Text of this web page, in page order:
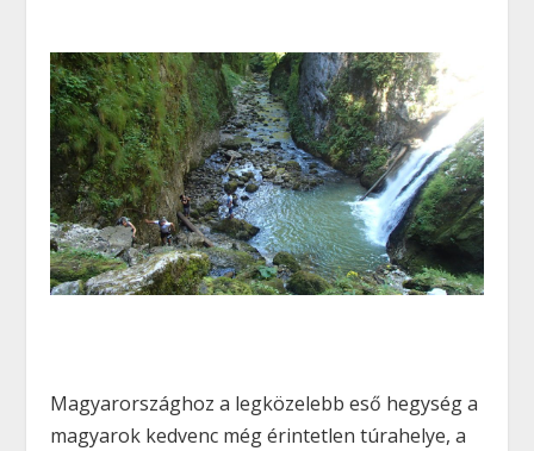
Magyarországhoz a legközelebb eső hegység a
magyarok kedvenc még érintetlen túrahelye, a